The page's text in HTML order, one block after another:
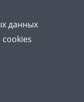
данных